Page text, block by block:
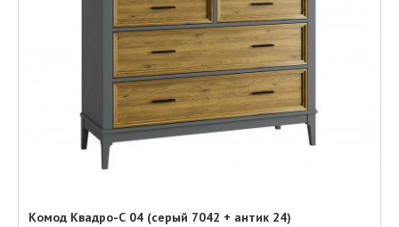
Комод Квадро-С 04 (серый 7042 + антик 24)